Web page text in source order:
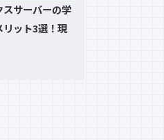
サーバーの学
ット3選！現